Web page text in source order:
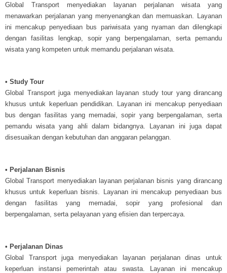
Global Transport menyediakan layanan perjalanan wisata yang
menawarkan perjalanan yang menyenangkan dan memuaskan. Layanan
ini mencakup penyediaan bus pariwisata yang nyaman dan dilengkapi
dengan fasilitas lengkap, sopir yang berpengalaman, serta pemandu
wisata yang kompeten untuk memandu perjalanan wisata.
• Study Tour
Global Transport juga menyediakan layanan study tour yang dirancang
khusus untuk keperluan pendidikan. Layanan ini mencakup penyediaan
bus dengan fasilitas yang memadai, sopir yang berpengalaman, serta
pemandu wisata yang ahli dalam bidangnya. Layanan ini juga dapat
disesuaikan dengan kebutuhan dan anggaran pelanggan.
• Perjalanan Bisnis
Global Transport menyediakan layanan perjalanan bisnis yang dirancang
khusus untuk keperluan bisnis. Layanan ini mencakup penyediaan bus
dengan fasilitas yang memadai, sopir yang profesional dan
berpengalaman, serta pelayanan yang efisien dan terpercaya.
• Perjalanan Dinas
Global Transport juga menyediakan layanan perjalanan dinas untuk
keperluan instansi pemerintah atau swasta. Layanan ini mencakup